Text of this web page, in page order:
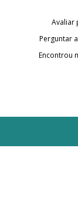
Avaliar
Perguntar
Encontrou